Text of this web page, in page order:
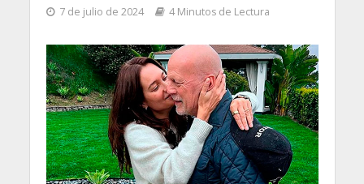
7 de julio de 2024 4 Minutos de Lectura